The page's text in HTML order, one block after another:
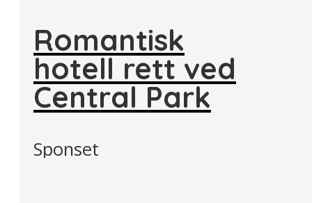
Romantisk
hotell rett ved
Central Park
Sponset